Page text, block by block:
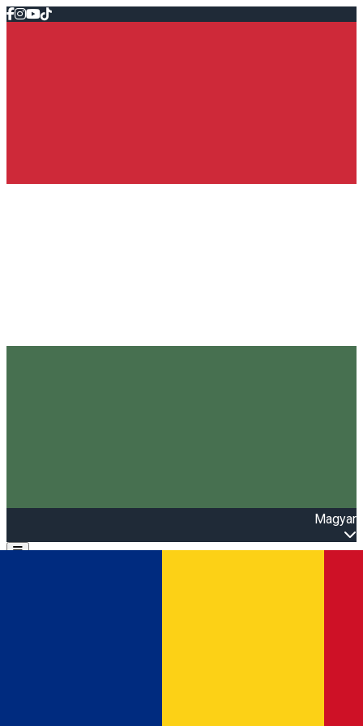
Magyar
Open main menu